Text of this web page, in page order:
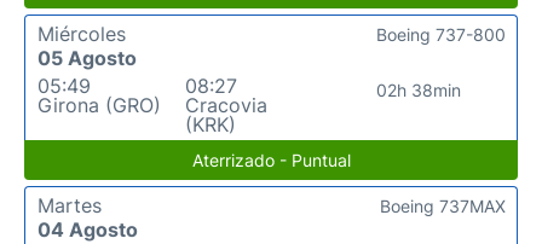
Miércoles
05 Agosto
05:49
Girona (GRO)
08:27
Cracovia
(KRK)
02h 38min
Boeing 737-800
Aterrizado - Puntual
Martes
04 Agosto
Boeing 737MAX